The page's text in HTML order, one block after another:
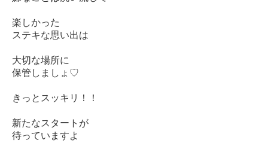
楽しかった
ステキな思い出は
大切な場所に
保管しましょ♡
きっとスッキリ！！
新たなスタートが
待っていますよ